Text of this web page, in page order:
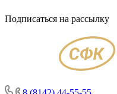
Подписаться на рассылку